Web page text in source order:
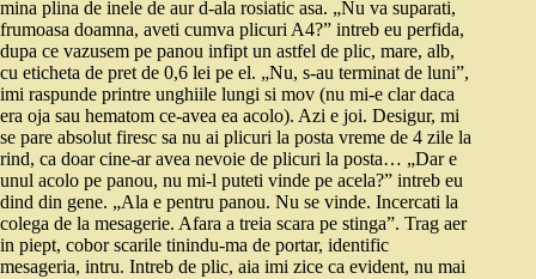
mina plina de inele de aur d-ala rosiatic asa. „Nu va suparati,
frumoasa doamna, aveti cumva plicuri A4?” intreb eu perfida,
dupa ce vazusem pe panou infipt un astfel de plic, mare, alb,
cu eticheta de pret de 0,6 lei pe el. „Nu, s-au terminat de luni”,
imi raspunde printre unghiile lungi si mov (nu mi-e clar daca
era oja sau hematom ce-avea ea acolo). Azi e joi. Desigur, mi
se pare absolut firesc sa nu ai plicuri la posta vreme de 4 zile la
rind, ca doar cine-ar avea nevoie de plicuri la posta… „Dar e
unul acolo pe panou, nu mi-l puteti vinde pe acela?” intreb eu
dind din gene. „Ala e pentru panou. Nu se vinde. Incercati la
colega de la mesagerie. Afara a treia scara pe stinga”. Trag aer
in piept, cobor scarile tinindu-ma de portar, identific
mesageria, intru. Intreb de plic, aia imi zice ca evident, nu mai